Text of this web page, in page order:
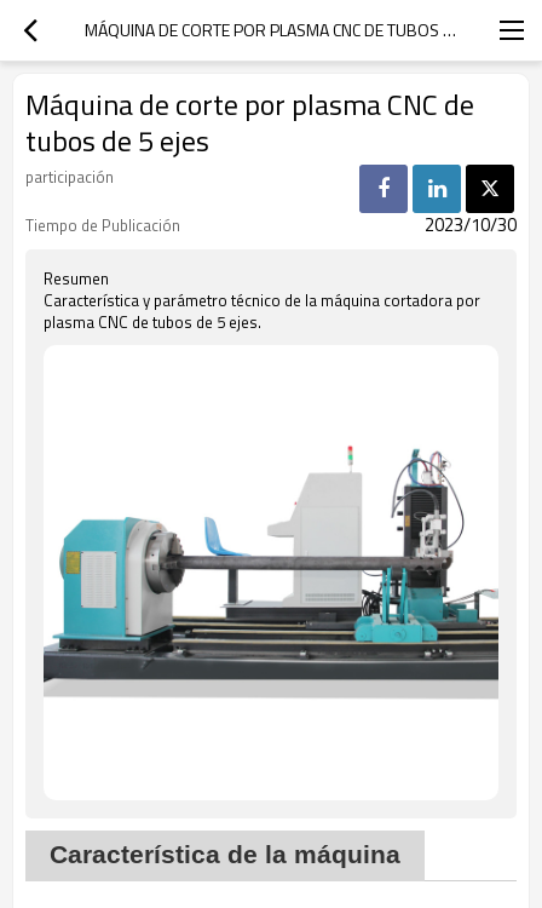
MÁQUINA DE CORTE POR PLASMA CNC DE TUBOS DE 5 EJES
Máquina de corte por plasma CNC de
tubos de 5 ejes
participación
Tiempo de Publicación
2023/10/30
Resumen
Característica y parámetro técnico de la máquina cortadora por
plasma CNC de tubos de 5 ejes.
Característica de la máquina